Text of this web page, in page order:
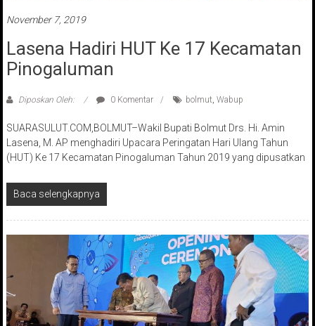
November 7, 2019
Lasena Hadiri HUT Ke 17 Kecamatan
Pinogaluman
Diposkan Oleh: 0 Komentar bolmut, Wabup
SUARASULUT.COM,BOLMUT–Wakil Bupati Bolmut Drs. Hi. Amin
Lasena, M. AP menghadiri Upacara Peringatan Hari Ulang Tahun
(HUT) Ke 17 Kecamatan Pinogaluman Tahun 2019 yang dipusatkan
Baca selengkapnya